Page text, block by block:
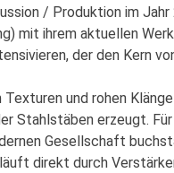
/ Produktion im Jahr
mit ihrem aktuellen
der den Kern
Texturen und rohen
erzeugt. Für
Gesellschaft
direkt durch